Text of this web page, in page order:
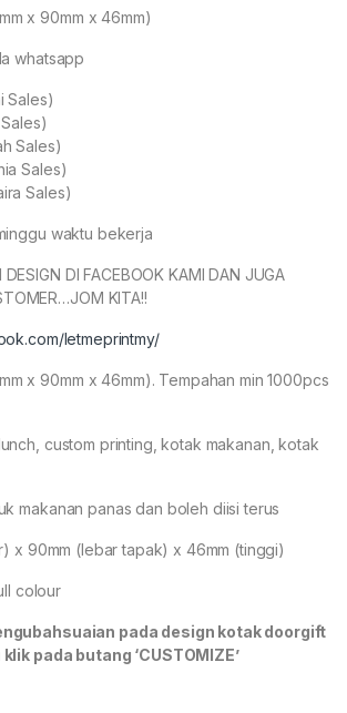
x 90mm x 46mm)
whatsapp
Sales)
Sales)
Sales)
Sales)
waktu bekerja
DESIGN DI FACEBOOK KAMI DAN JUGA
KITA!!
letmeprintmy/
x 90mm x 46mm). Tempahan min 1000pcs
custom printing, kotak makanan, kotak
makanan panas dan boleh diisi terus
x 90mm (lebar tapak) x 46mm (tinggi)
colour
pada design kotak doorgift
pada butang ‘CUSTOMIZE’